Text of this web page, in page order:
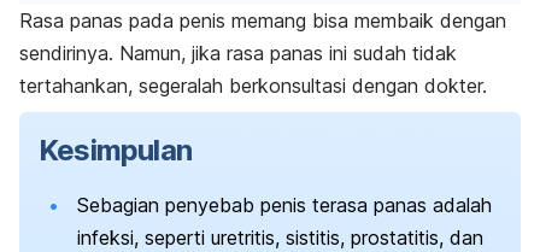
Rasa panas pada penis memang bisa membaik dengan
sendirinya. Namun, jika rasa panas ini sudah tidak
tertahankan, segeralah berkonsultasi dengan dokter.
Kesimpulan
Sebagian penyebab penis terasa panas adalah
infeksi, seperti uretritis, sistitis, prostatitis, dan